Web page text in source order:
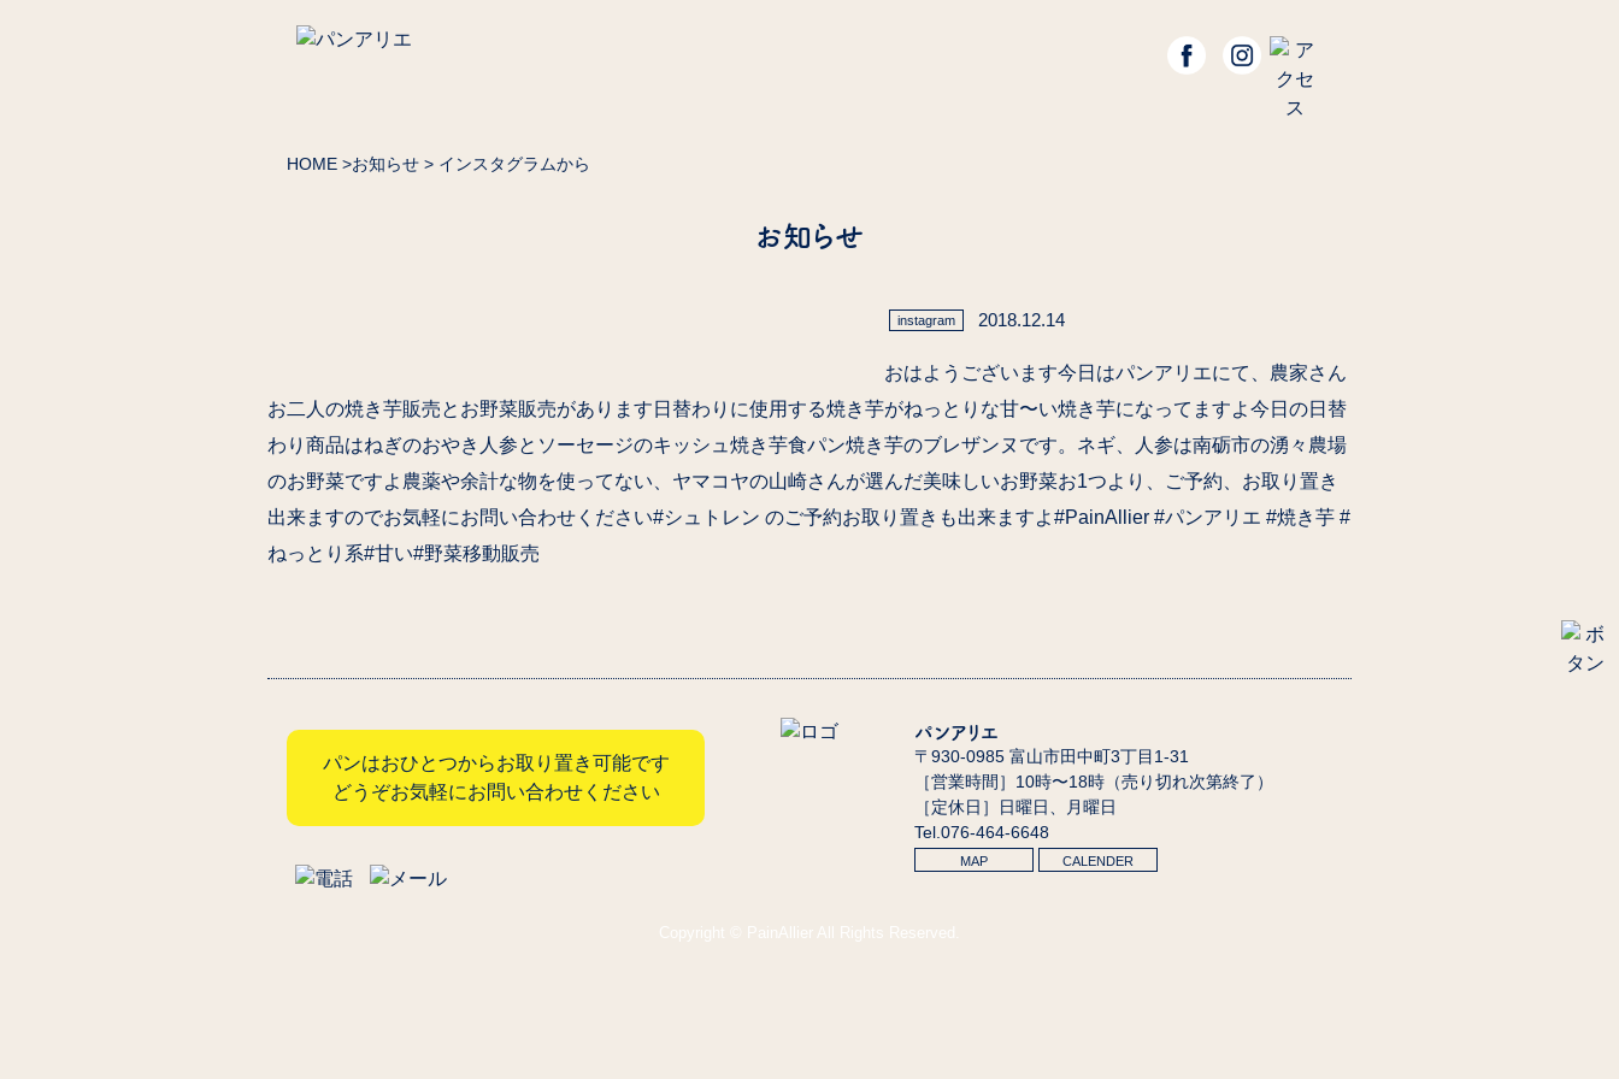
HOME >お知らせ > インスタグラムから
お知らせ
instagram 2018.12.14
おはようございます今日はパンアリエ︎にて、農家さん
お二人の焼き芋販売とお野菜販売があります日替わりに使用する焼き芋がねっとりな甘〜い焼き芋になってますよ今日の日替
わり商品はねぎのおやき人参とソーセージのキッシュ焼き芋食パン焼き芋のブレザンヌです。ネギ、人参は南砺市の湧々農場
のお野菜ですよ農薬や余計な物を使ってない、ヤマコヤの山崎さんが選んだ美味しいお野菜お1つより、ご予約、お取り置き
出来ますのでお気軽にお問い合わせください#シュトレン のご予約お取り置きも出来ますよ#PainAllier #パンアリエ #焼き芋 #
ねっとり系#甘い#野菜移動販売
パンはおひとつからお取り置き可能です
どうぞお気軽にお問い合わせください
パンアリエ
〒930-0985 富山市田中町3丁目1-31
［営業時間］10時〜18時（売り切れ次第終了）
［定休日］日曜日、月曜日
Tel.076-464-6648
MAP CALENDER
Copyright © PainAllier All Rights Reserved.